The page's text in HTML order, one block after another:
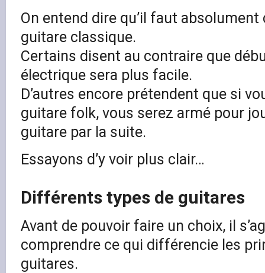
On entend dire qu’il faut
guitare classique.
Certains disent au contraire que
électrique sera plus facile.
D’autres encore prétendent que si
guitare folk, vous serez armé pour
guitare par la suite.
Essayons d’y voir plus clair…
Différents types de guitares
Avant de pouvoir faire un choix, il
comprendre ce qui différencie les
guitares.